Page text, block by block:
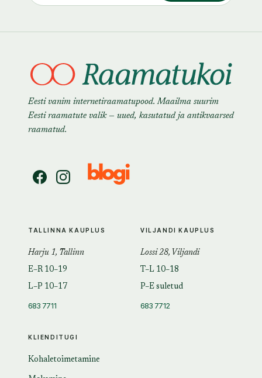
Eesti vanim internetiraamatupood. Maailma suurim
Eesti raamatute valik — uued, kasutatud ja antikvaarsed
raamatud.
KLIENDITUGI
Kohaletoimetamine
TALLINNA KAUPLUS
Harju 1, Tallinn
E–R 10–19
L–P 10–17
683 7711
VILJANDI KAUPLUS
Lossi 28, Viljandi
T–L 10–18
P–E suletud
683 7712